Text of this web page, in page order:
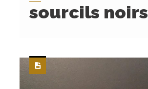
sourcils noirs